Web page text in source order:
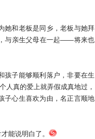
她和老板是同乡，老板与她拜
与亲生父母在一起——将来也
孩子能够顺利落户，非要在生
人真的爱上就弄假成真地过，
子心生喜欢为由，名正言顺地
能说明白了。